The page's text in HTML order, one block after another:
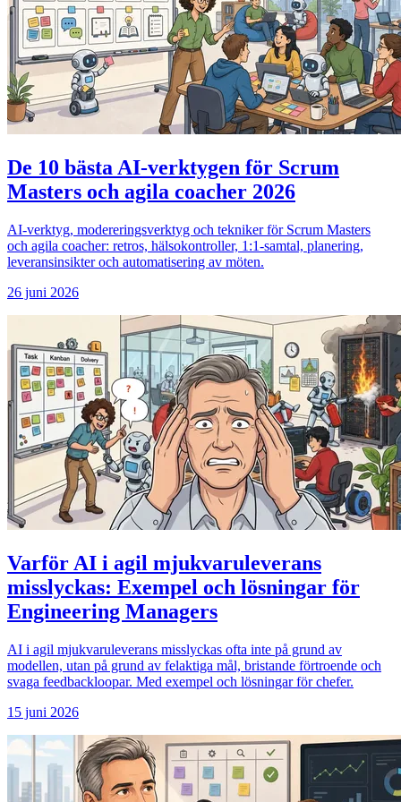
De 10 bästa AI-verktygen för Scrum
Masters och agila coacher 2026
AI-verktyg, modereringsverktyg och tekniker för Scrum Masters
och agila coacher: retros, hälsokontroller, 1:1-samtal, planering,
leveransinsikter och automatisering av möten.
26 juni 2026
Varför AI i agil mjukvaruleverans
misslyckas: Exempel och lösningar för
Engineering Managers
AI i agil mjukvaruleverans misslyckas ofta inte på grund av
modellen, utan på grund av felaktiga mål, bristande förtroende och
svaga feedbackloopar. Med exempel och lösningar för chefer.
15 juni 2026